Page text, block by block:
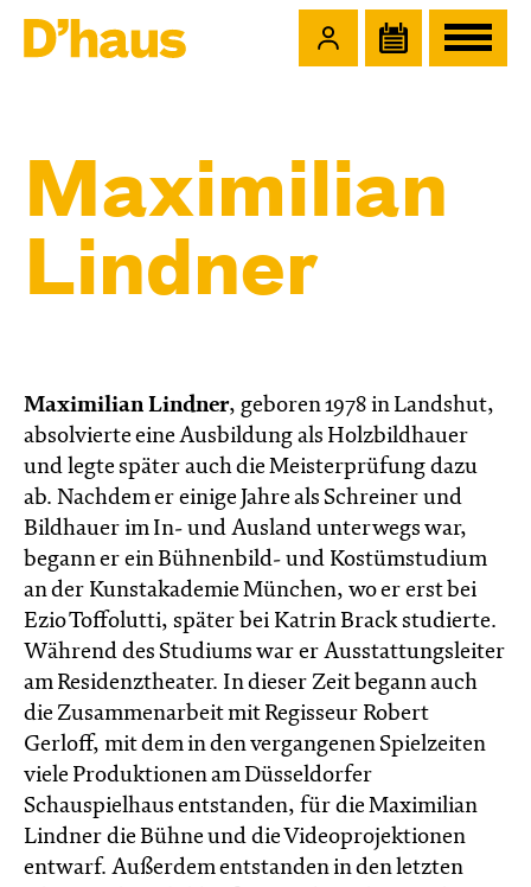
Maximilian
Lindner
Maximilian Lindner, geboren 1978 in Landshut,
absolvierte eine Ausbildung als Holzbildhauer
und legte später auch die Meisterprüfung dazu
ab. Nachdem er einige Jahre als Schreiner und
Bildhauer im In- und Ausland unterwegs war,
begann er ein Bühnenbild- und Kostümstudium
an der Kunstakademie München, wo er erst bei
Ezio Toffolutti, später bei Katrin Brack studierte.
Während des Studiums war er Ausstattungsleiter
am Residenztheater. In dieser Zeit begann auch
die Zusammenarbeit mit Regisseur Robert
Gerloff, mit dem in den vergangenen Spielzeiten
viele Produktionen am Düsseldorfer
Schauspielhaus entstanden, für die Maximilian
Lindner die Bühne und die Videoprojektionen
entwarf. Außerdem entstanden in den letzten